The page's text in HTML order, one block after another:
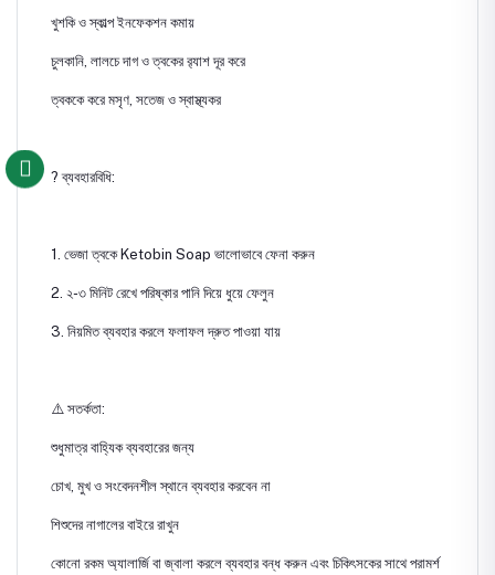
খুশকি ও স্কাল্প ইনফেকশন কমায়
চুলকানি, লালচে দাগ ও ত্বকের র‍্যাশ দূর করে
ত্বককে করে মসৃণ, সতেজ ও স্বাস্থ্যকর
? ব্যবহারবিধি:
1. ভেজা ত্বকে Ketobin Soap ভালোভাবে ফেনা করুন
2. ২-৩ মিনিট রেখে পরিষ্কার পানি দিয়ে ধুয়ে ফেলুন
3. নিয়মিত ব্যবহার করলে ফলাফল দ্রুত পাওয়া যায়
⚠️ সতর্কতা:
শুধুমাত্র বাহ্যিক ব্যবহারের জন্য
চোখ, মুখ ও সংবেদনশীল স্থানে ব্যবহার করবেন না
শিশুদের নাগালের বাইরে রাখুন
কোনো রকম অ্যালার্জি বা জ্বালা করলে ব্যবহার বন্ধ করুন এবং চিকিৎসকের সাথে পরামর্শ